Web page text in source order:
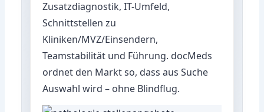
Zusatzdiagnostik, IT-Umfeld,
Schnittstellen zu
Kliniken/MVZ/Einsendern,
Teamstabilität und Führung. docMeds
ordnet den Markt so, dass aus Suche
Auswahl wird – ohne Blindflug.